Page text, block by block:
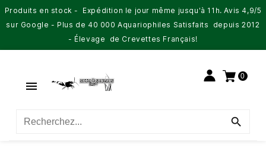
Produits en stock - Expédition le jour même jusqu'à 11h. Avis 4,9/5
sur Google - Plus de 40 000 Aquariophiles Satisfaits depuis 2012
- Élevage de Crevettes Français!

0
